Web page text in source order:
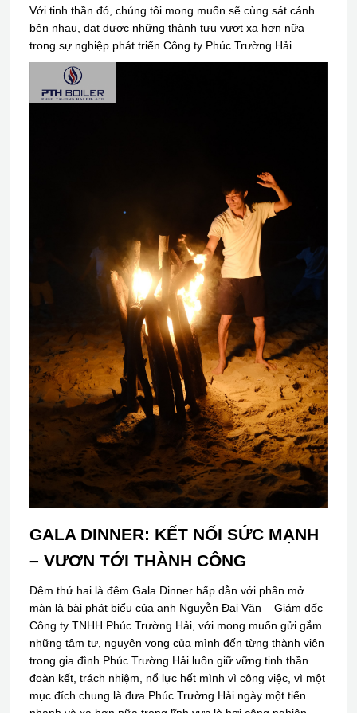
Với tinh thần đó, chúng tôi mong muốn sẽ cùng sát cánh
bên nhau, đạt được những thành tựu vượt xa hơn nữa
trong sự nghiệp phát triển Công ty Phúc Trường Hải.
GALA DINNER: KẾT NỐI SỨC MẠNH
– VƯƠN TỚI THÀNH CÔNG
Đêm thứ hai là đêm Gala Dinner hấp dẫn với phần mở
màn là bài phát biểu của anh Nguyễn Đại Văn – Giám đốc
Công ty TNHH Phúc Trường Hải, với mong muốn gửi gắm
những tâm tư, nguyện vọng của mình đến từng thành viên
trong gia đình Phúc Trường Hải luôn giữ vững tinh thần
đoàn kết, trách nhiệm, nổ lực hết mình vì công việc, vì một
mục đích chung là đưa Phúc Trường Hải ngày một tiến